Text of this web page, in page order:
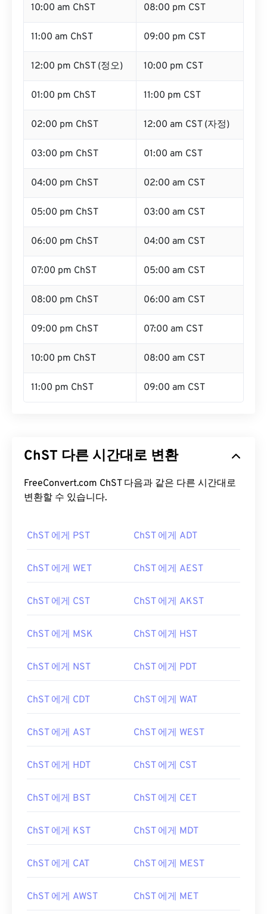
10:00 am ChST 08:00 pm CST
11:00 am ChST 09:00 pm CST
12:00 pm ChST (정오) 10:00 pm CST
01:00 pm ChST 11:00 pm CST
02:00 pm ChST 12:00 am CST (자정)
03:00 pm ChST 01:00 am CST
04:00 pm ChST 02:00 am CST
05:00 pm ChST 03:00 am CST
06:00 pm ChST 04:00 am CST
07:00 pm ChST 05:00 am CST
08:00 pm ChST 06:00 am CST
09:00 pm ChST 07:00 am CST
10:00 pm ChST 08:00 am CST
11:00 pm ChST 09:00 am CST
ChST 다른 시간대로 변환
FreeConvert.com ChST 다음과 같은 다른 시간대로
변환할 수 있습니다.
ChST 에게 PST ChST 에게 ADT
ChST 에게 WET ChST 에게 AEST
ChST 에게 CST ChST 에게 AKST
ChST 에게 MSK ChST 에게 HST
ChST 에게 NST ChST 에게 PDT
ChST 에게 CDT ChST 에게 WAT
ChST 에게 AST ChST 에게 WEST
ChST 에게 HDT ChST 에게 CST
ChST 에게 BST ChST 에게 CET
ChST 에게 KST ChST 에게 MDT
ChST 에게 CAT ChST 에게 MEST
ChST 에게 AWST ChST 에게 MET